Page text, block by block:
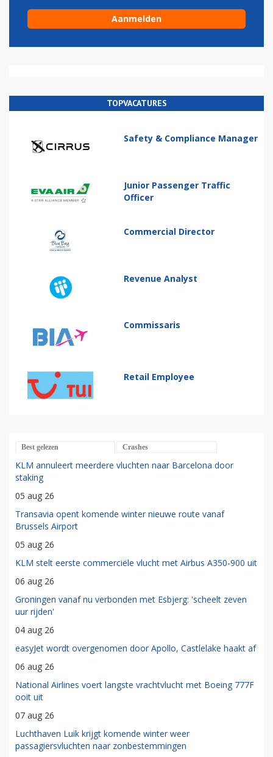
TOPVACATURES
Safety & Compliance Manager
Junior Passenger Traffic
Officer
Commercial Director
Revenue Analyst
Commissaris
Retail Employee
Best gelezen Crashes
KLM annuleert meerdere vluchten naar Barcelona door
staking
05 aug 26
Transavia opent komende winter nieuwe route vanaf
Brussels Airport
05 aug 26
KLM stelt eerste commerciële vlucht met Airbus A350-900 uit
06 aug 26
Groningen vanaf nu verbonden met Esbjerg: 'scheelt zeven
uur rijden'
04 aug 26
easyJet wordt overgenomen door Apollo, Castlelake haakt af
06 aug 26
National Airlines voert langste vrachtvlucht met Boeing 777F
ooit uit
07 aug 26
Luchthaven Luik krijgt komende winter weer
passagiersvluchten naar zonbestemmingen